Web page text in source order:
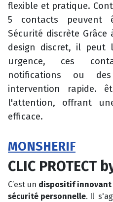
flexible et pratique.
5 contacts peuvent
Sécurité discrète
design discret, il peut
urgence, ces
notifications ou
intervention rapide.
l'attention, offrant
efficace.
MONSHERIF
CLIC PROTECT
C’est un dispositif innovant
sécurité personnelle. Il